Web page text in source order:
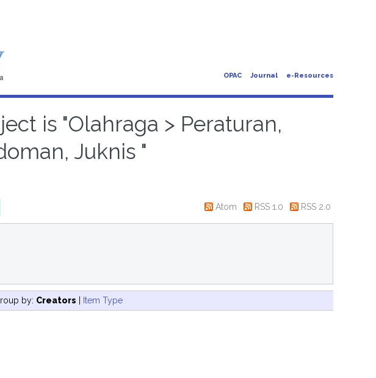
OPAC Journal e-Resources
is "Olahraga > Peraturan,
Juknis "
Atom RSS 1.0 RSS 2.0
by: Creators Item Type